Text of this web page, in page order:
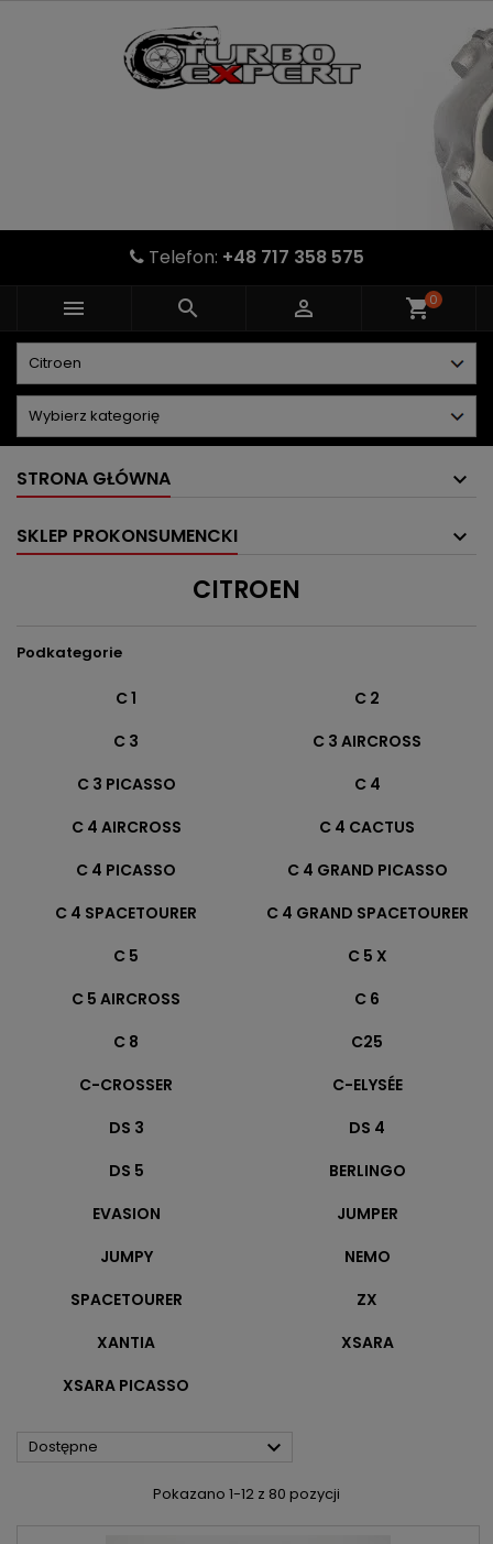
Telefon: +48 717 358 575
   shopping_cart0
STRONA GŁÓWNA
SKLEP PROKONSUMENCKI
CITROEN
Podkategorie
C 1
C 2
C 3
C 3 AIRCROSS
C 3 PICASSO
C 4
C 4 AIRCROSS
C 4 CACTUS
C 4 PICASSO
C 4 GRAND PICASSO
C 4 SPACETOURER
C 4 GRAND SPACETOURER
C 5
C 5 X
C 5 AIRCROSS
C 6
C 8
C25
C-CROSSER
C-ELYSÉE
DS 3
DS 4
DS 5
BERLINGO
EVASION
JUMPER
JUMPY
NEMO
SPACETOURER
ZX
XANTIA
XSARA
XSARA PICASSO
Dostępne 
Pokazano 1-12 z 80 pozycji